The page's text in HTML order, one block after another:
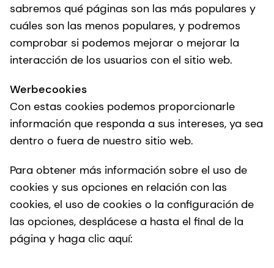
sabremos qué páginas son las más populares y
cuáles son las menos populares, y podremos
comprobar si podemos mejorar o mejorar la
interacción de los usuarios con el sitio web.
Werbecookies
Con estas cookies podemos proporcionarle
información que responda a sus intereses, ya sea
dentro o fuera de nuestro sitio web.
Para obtener más información sobre el uso de
cookies y sus opciones en relación con las
cookies, el uso de cookies o la configuración de
las opciones, desplácese a hasta el final de la
página y haga clic aquí: